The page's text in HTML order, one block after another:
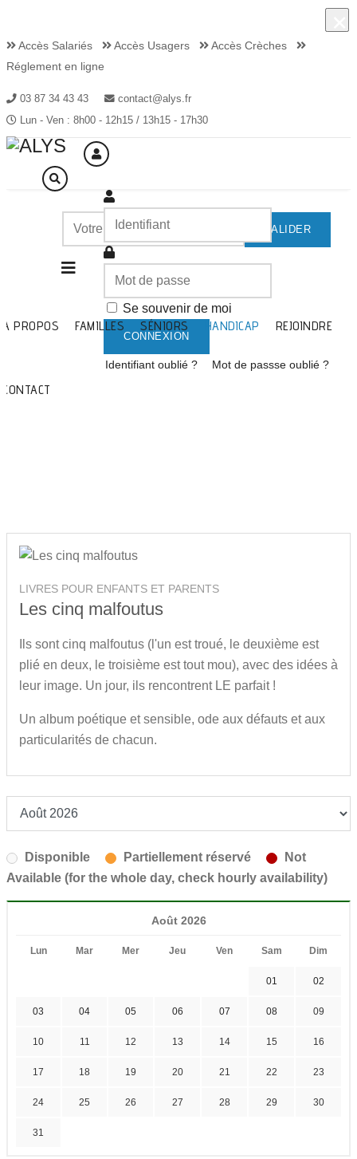
Accès Salariés Accès Usagers
Accès Crèches
Réglement en ligne
03 87 34 43 43
contact@alys.fr
Lun - Ven : 8h00 - 12h15 / 13h15 - 17h30
×
VALIDER
×
Se souvenir de moi
CONNEXION
Identifiant oublié ? Mot de passse oublié ?
A PROPOS FAMILLES SÉNIORS HANDICAP REJOINDRE
CONTACT
Malles
pédagogiques
LIVRES POUR ENFANTS ET PARENTS
Les cinq malfoutus
Ils sont cinq malfoutus (l'un est troué, le deuxième est
plié en deux, le troisième est tout mou), avec des idées à
leur image. Un jour, ils rencontrent LE parfait !
Un album poétique et sensible, ode aux défauts et aux
particularités de chacun.
Disponible Partiellement réservé
Not
Available (for the whole day, check hourly availability)
Août 2026
Lun Mar Mer Jeu Ven Sam Dim
01 02
03 04 05 06 07 08 09
10 11 12 13 14 15 16
17 18 19 20 21 22 23
24 25 26 27 28 29 30
31